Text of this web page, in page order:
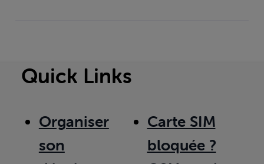
Quick Links
Organiser
son
Carte SIM
bloquée ?